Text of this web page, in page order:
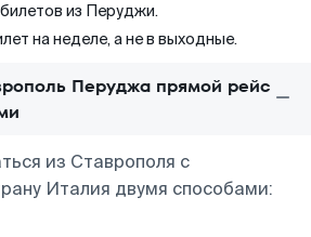
из Перуджи.
на неделе, а не в выходные.
Перуджа прямой рейс
из Ставрополя с
Италия двумя способами: